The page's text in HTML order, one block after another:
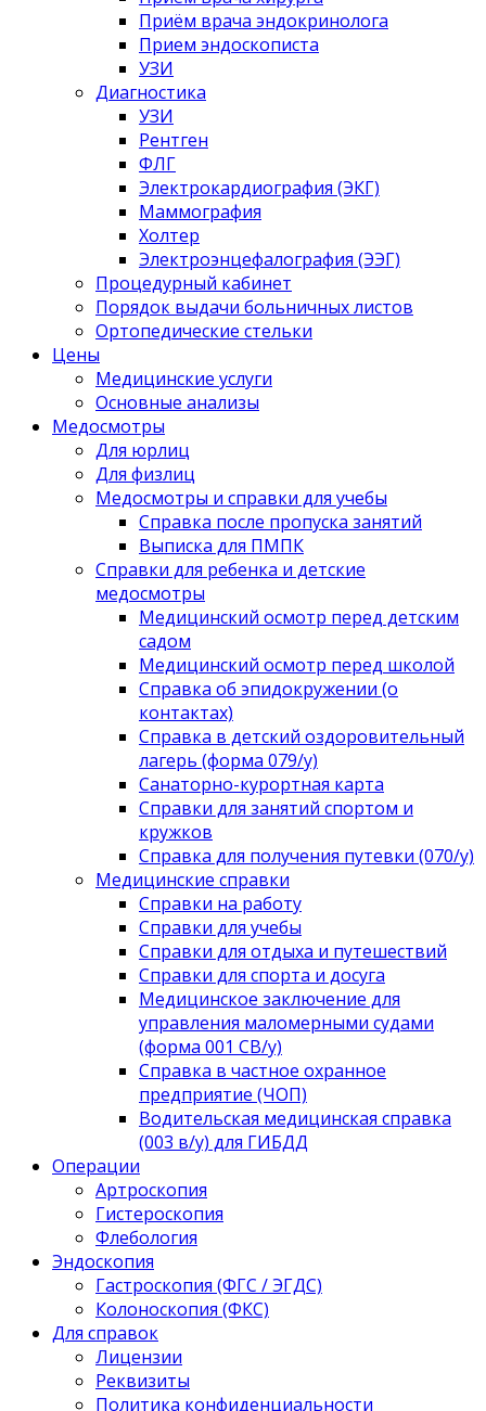
Приём врача эндокринолога
Прием эндоскописта
УЗИ
Диагностика
УЗИ
Рентген
ФЛГ
Электрокардиография (ЭКГ)
Маммография
Холтер
Электроэнцефалография (ЭЭГ)
Процедурный кабинет
Порядок выдачи больничных листов
Ортопедические стельки
Цены
Медицинские услуги
Основные анализы
Медосмотры
Для юрлиц
Для физлиц
Медосмотры и справки для учебы
Справка после пропуска занятий
Выписка для ПМПК
Справки для ребенка и детские
медосмотры
Медицинский осмотр перед детским
садом
Медицинский осмотр перед школой
Справка об эпидокружении (о
контактах)
Справка в детский оздоровительный
лагерь (форма 079/у)
Санаторно-курортная карта
Справки для занятий спортом и
кружков
Справка для получения путевки (070/у)
Медицинские справки
Справки на работу
Справки для учебы
Справки для отдыха и путешествий
Справки для спорта и досуга
Медицинское заключение для
управления маломерными судами
(форма 001 СВ/у)
Справка в частное охранное
предприятие (ЧОП)
Водительская медицинская справка
(003 в/у) для ГИБДД
Операции
Артроскопия
Гистероскопия
Флебология
Эндоскопия
Гастроскопия (ФГС / ЭГДС)
Колоноскопия (ФКС)
Для справок
Лицензии
Реквизиты
Политика конфиденциальности